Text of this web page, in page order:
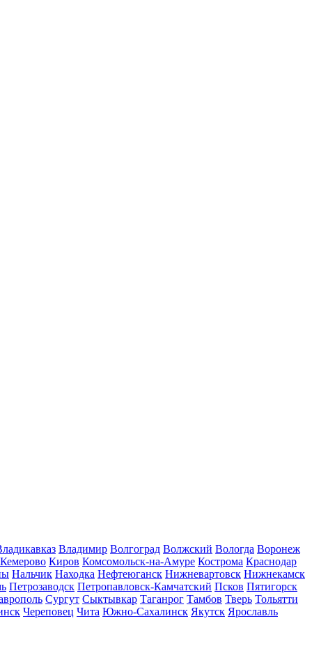
Владимир Волгоград Волжский Вологда Воронеж
Кемерово Киров Комсомольск-на-Амуре Кострома Краснодар
Нальчик Находка Нефтеюганск Нижневартовск Нижнекамск
Петрозаводск Петропавловск-Камчатский Псков Пятигорск
Сургут Сыктывкар Таганрог Тамбов Тверь Тольятти
Череповец Чита Южно-Сахалинск Якутск Ярославль